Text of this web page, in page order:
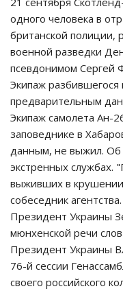
одного человека в
британской полиции,
военной разведки
псевдонимом Сергей
Экипаж
предварительным
Экипаж самолета Ан-
заповеднике в
данным, не выжил. Об
экстренных
выживших в крушении
собеседник агентства.
Президент Украины
мюнхенской речи
Президент Украины
76-й сессии
своего российского